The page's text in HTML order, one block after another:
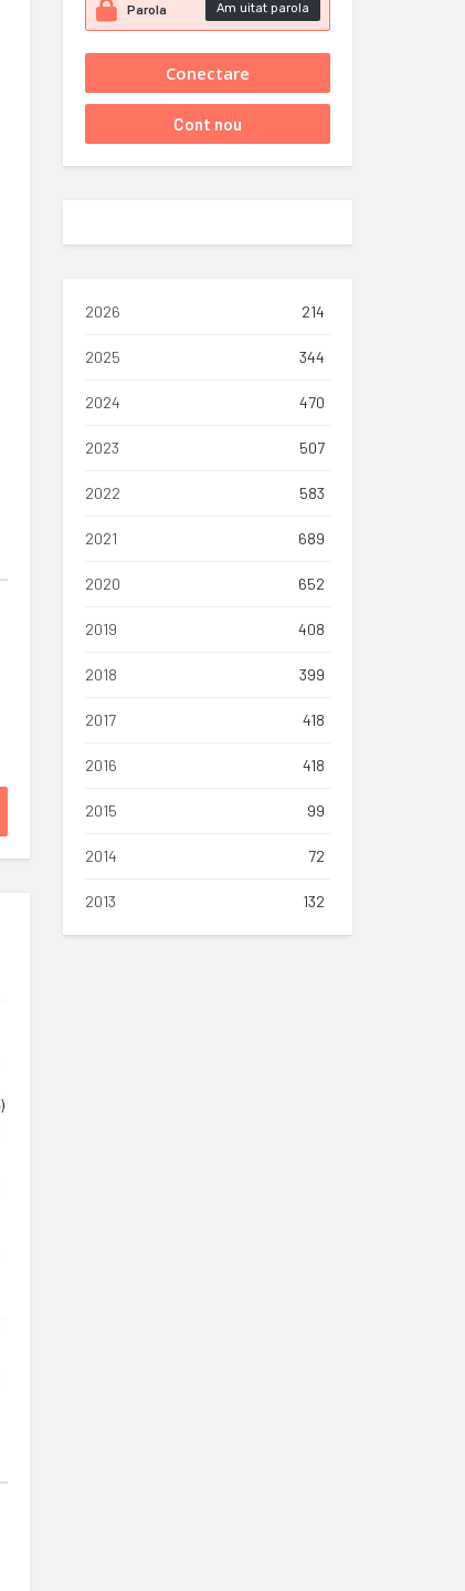
Am uitat parola
2026 214
2025 344
2024 470
2023 507
2022 583
2021 689
2020 652
2019 408
2018 399
2017 418
2016 418
2015 99
2014 72
2013 132